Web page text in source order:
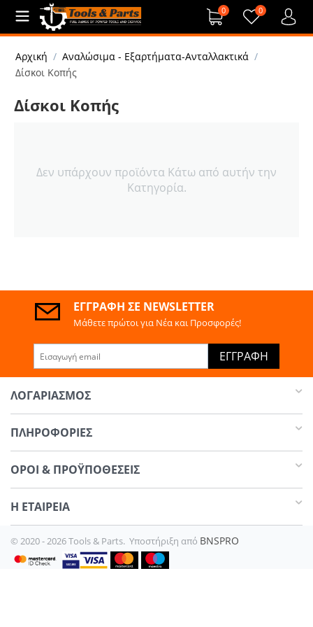
0 0
Αρχική / Αναλώσιμα - Εξαρτήματα-Ανταλλακτικά /
Δίσκοι Κοπής
Δίσκοι Κοπής
Δεν υπάρχουν προϊόντα Κάτω από αυτήν την
Κατηγορία.
ΕΓΓΡΑΦΉ ΣΕ NEWSLETTER
Μάθετε πρώτοι για Νέα και Προσφορές!
ΕΓΓΡΑΦΉ
ΛΟΓΑΡΙΑΣΜΌΣ
ΠΛΗΡΟΦΟΡΊΕΣ
ΌΡΟΙ & ΠΡΟΫΠΟΘΈΣΕΙΣ
Η ΕΤΑΙΡΕΊΑ​
© 2020 - 2026 Tools & Parts. Υποστήριξη από BNSPRO